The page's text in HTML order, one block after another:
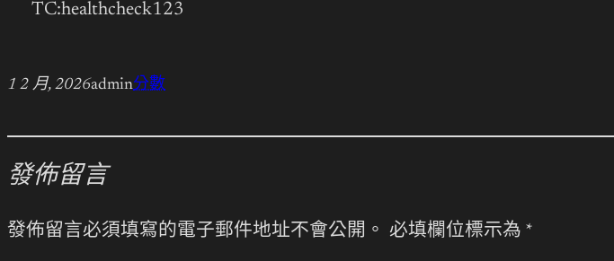
TC:healthcheck123
1 2 月, 2026admin分數
發佈留言
發佈留言必須填寫的電子郵件地址不會公開。 必填欄位標示為 *